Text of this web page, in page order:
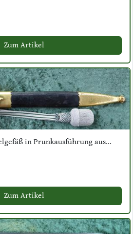
Zum Artikel
in Prunkausführung aus...
Zum Artikel